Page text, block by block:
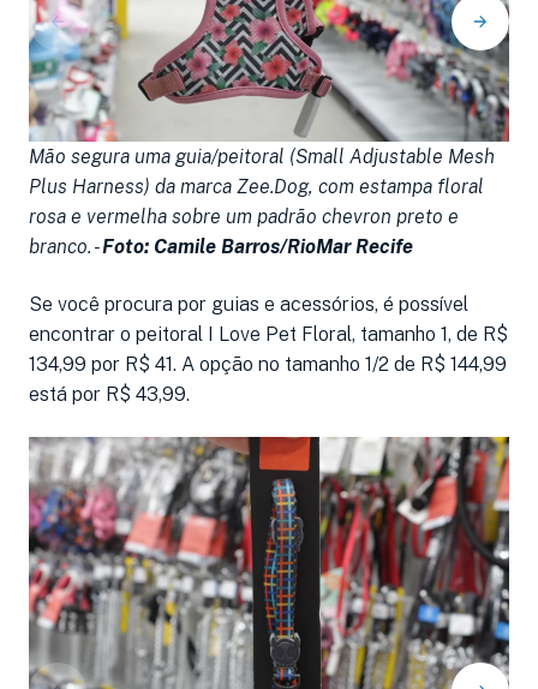
Mão segura uma guia/peitoral (Small Adjustable Mesh
Plus Harness) da marca Zee.Dog, com estampa floral
rosa e vermelha sobre um padrão chevron preto e
branco. -Foto: Camile Barros/RioMar Recife
Se você procura por guias e acessórios, é possível
encontrar o peitoral I Love Pet Floral, tamanho 1, de R$
134,99 por R$ 41. A opção no tamanho 1/2 de R$ 144,99
está por R$ 43,99.